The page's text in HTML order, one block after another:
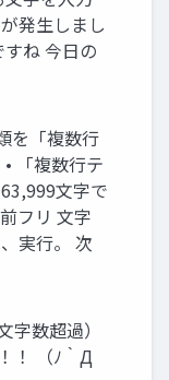
発生しまし
ね 今日の
を「複数行
「複数行テ
文字で
フリ 文字
実行。 次
数超過）
！ （ﾉ｀Д